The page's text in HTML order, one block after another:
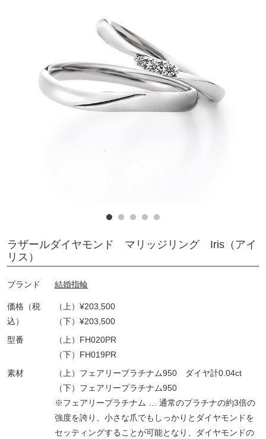
ラザールダイヤモンド マリッジリング Iris（アイ
リス）
ブランド 結婚指輪
価格（税
込）
（上）¥203,500
（下）¥203,500
型番
（上）FH020PR
（下）FH019PR
素材
（上）フェアリープラチナム950 ダイヤ計0.04ct
（下）フェアリープラチナム950
※フェアリープラチナム … 通常のプラチナの約3倍の
強度を誇り、小さな爪でもしっかりとダイヤモンドを
セッティングすることが可能となり、ダイヤモンドの